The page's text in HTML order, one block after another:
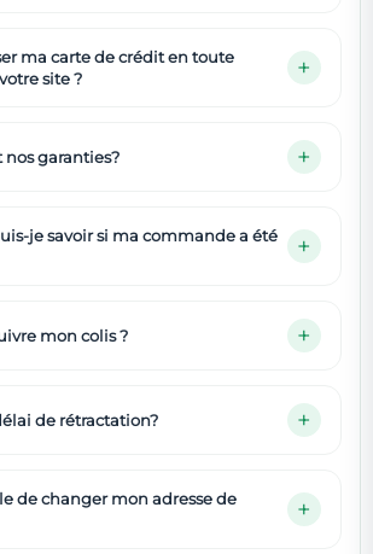
ma carte de crédit en toute
site ?
nos garanties?
je savoir si ma commande a été
mon colis ?
de rétractation?
de changer mon adresse de